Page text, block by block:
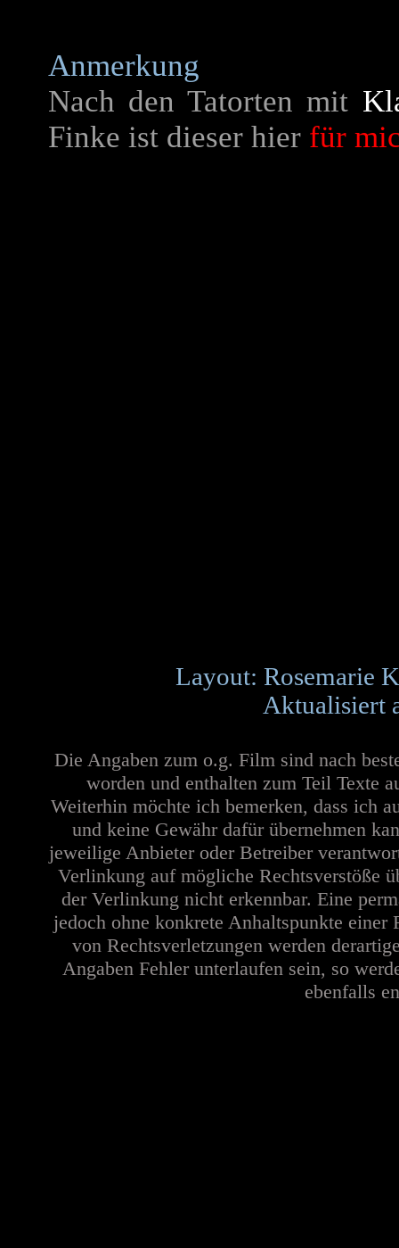
Anmerkung
Nach den Tatorten mit
Finke ist dieser hier für
Layout: Rosemarie
Aktualisiert
Die Angaben zum o.g. Film sind nach
worden und enthalten zum Teil Texte
Weiterhin möchte ich bemerken, dass ich
und keine Gewähr dafür übernehmen
jeweilige Anbieter oder Betreiber
Verlinkung auf mögliche Rechtsverstöße
der Verlinkung nicht erkennbar. Eine
jedoch ohne konkrete Anhaltspunkte
von Rechtsverletzungen werden
Angaben Fehler unterlaufen sein, so
ebenfalls